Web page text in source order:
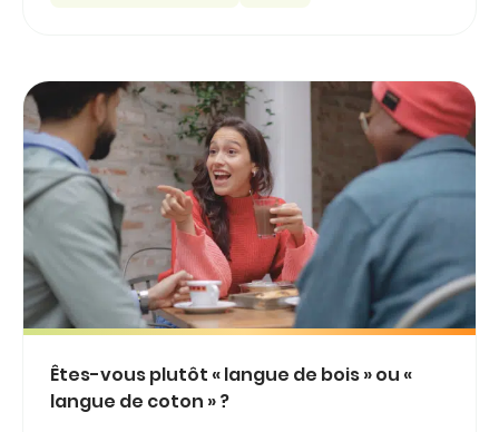
Êtes-vous plutôt « langue de bois » ou «
langue de coton » ?